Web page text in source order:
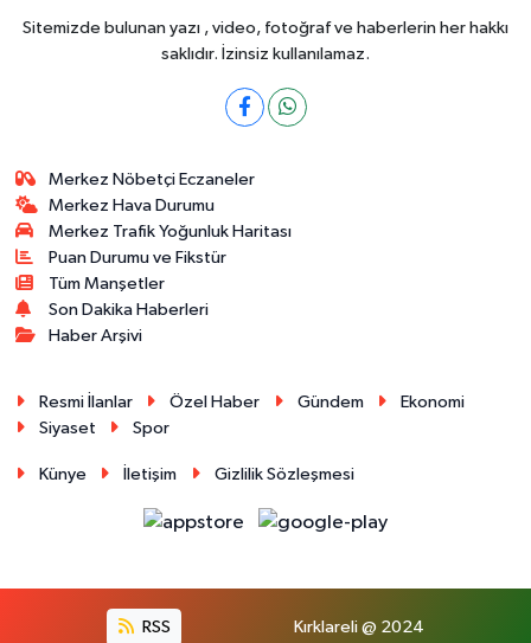
Sitemizde bulunan yazı , video, fotoğraf ve haberlerin her hakkı
saklıdır. İzinsiz kullanılamaz.
Merkez Nöbetçi Eczaneler
Merkez Hava Durumu
Merkez Trafik Yoğunluk Haritası
Puan Durumu ve Fikstür
Tüm Manşetler
Son Dakika Haberleri
Haber Arşivi
Resmi İlanlar Özel Haber Gündem
Ekonomi
Siyaset
Spor
Künye İletişim Gizlilik Sözleşmesi
RSS Kırklareli @ 2024